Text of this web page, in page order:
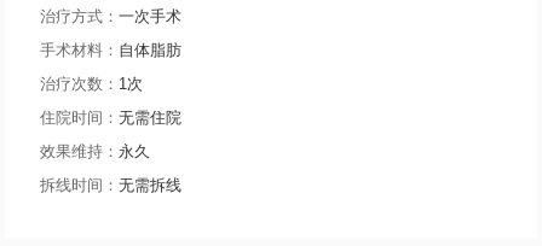
治疗方式：一次手术
手术材料： 自体脂肪
治疗次数： 1次
住院时间：无需住院
效果维持：永久
拆线时间：无需拆线